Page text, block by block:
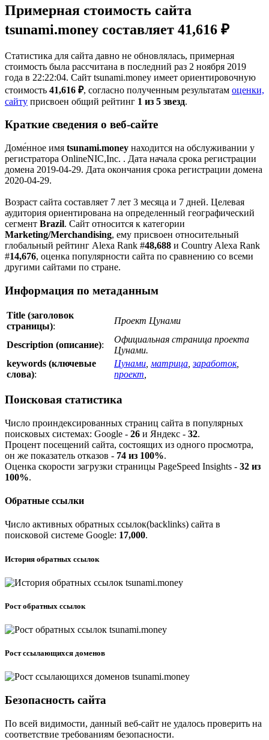
Примерная стоимость сайта
tsunami.money составляет 41,616 ₽
Статистика для сайта давно не обновлялась, примерная
стоимость была рассчитана в последний раз 2 ноября 2019
года в 22:22:04. Сайт tsunami.money имеет ориентировочную
стоимость 41,616 ₽, cогласно полученным результатам оценки,
сайту присвоен общий рейтинг 1 из 5 звезд.
Краткие сведения о веб-сайте
Доме́нное имя tsunami.money находится на обслуживании у
регистратора OnlineNIC,Inc. . Дата начала срока регистрации
домена 2019-04-29. Дата окончания срока регистрации домена
2020-04-29.
Возраст сайта составляет 7 лет 3 месяца и 7 дней. Целевая
аудитория ориентирована на определенный географический
сегмент Brazil. Сайт относится к категории
Marketing/Merchandising, ему присвоен относительный
глобальный рейтинг Alexa Rank #48,688 и Country Alexa Rank
#14,676, оценка популярности сайта по сравнению со всеми
другими сайтами по стране.
Информация по метаданным
Title (заголовок
страницы):
Проект Цунами
Description (описание):
Официальная страница проекта
Цунами.
keywords (ключевые
слова):
Цунами матрица ,заработок,
проект
Поисковая статистика
Число проиндексированных страниц сайта в популярных
поисковых системах: Google - 26 и Яндекс - 32.
Процент посещений сайта, состоящих из одного просмотра,
он же показатель отказов - 74 из 100%.
Оценка скорости загрузки страницы PageSpeed Insights - 32 из
100%.
Обратные ссылки
Число активных обратных ссылок(backlinks) сайта в
поисковой системе Google: 17,000.
История обратных ссылок
Рост обратных ссылок
Рост ссылающихся доменов
Безопасность сайта
По всей видимости, данный веб-сайт не удалось проверить на
соответствие требованиям безопасности.